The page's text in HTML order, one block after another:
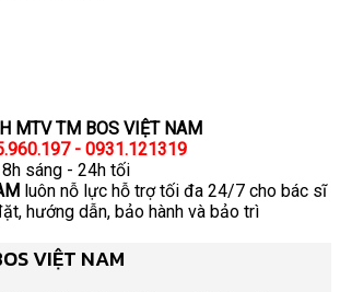
MTV TM BOS VIỆT NAM
- 0931.121319
8h sáng - 24h tối
luôn nỗ lực hỗ trợ tối đa 24/7 cho bác sĩ
hướng dẫn, bảo hành và bảo trì
VIỆT NAM